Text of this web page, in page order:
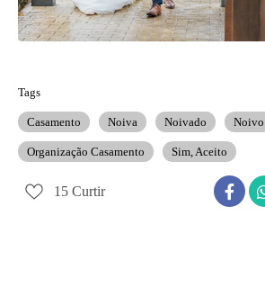
Tags
Casamento Noiva Noivado Noivo
Organização Casamento Sim, Aceito
15 Curtir